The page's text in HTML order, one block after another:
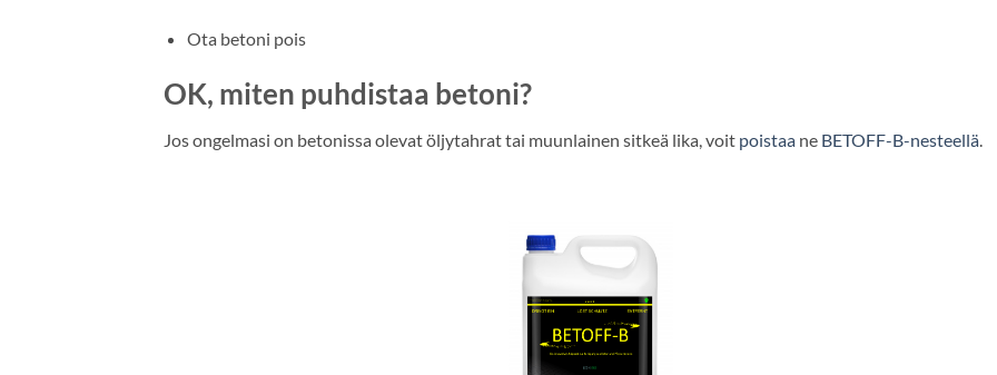
Ota betoni pois
OK, miten puhdistaa betoni?
Jos ongelmasi on betonissa olevat öljytahrat tai muunlainen sitkeä lika, voit poistaa ne BETOFF-B-nesteellä.